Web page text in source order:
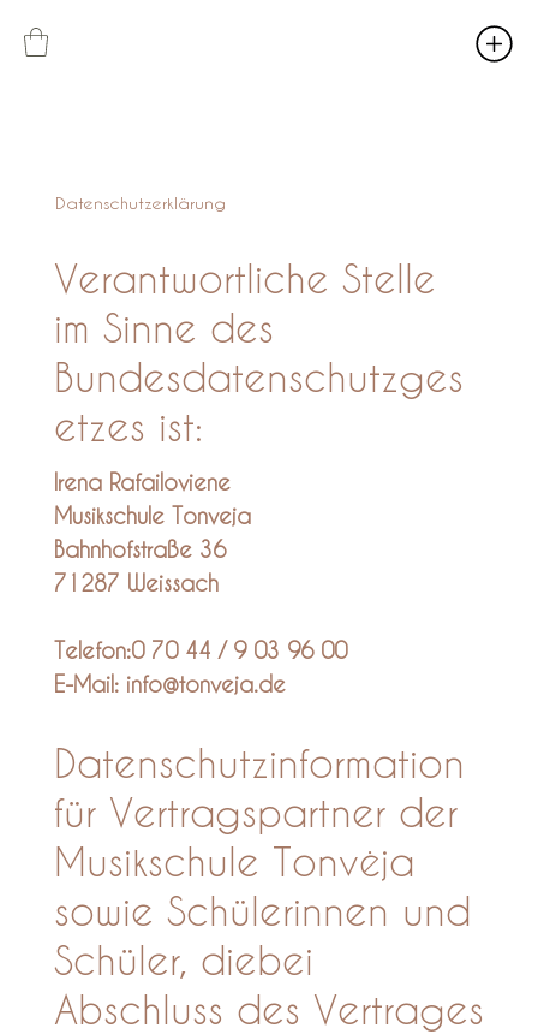
Datenschutzerklärung
Verantwortliche Stelle
im Sinne des
Bundesdatenschutzges
etzes ist:
Irena Rafailoviene
Musikschule Tonveja
Bahnhofstraße 36
71287 Weissach
Telefon:0 70 44 / 9 03 96 00
E-Mail: info@tonveja.de
Datenschutzinformation
für Vertragspartner der
Musikschule Tonvėja
sowie Schülerinnen und
Schüler, diebei
Abschluss des Vertrages